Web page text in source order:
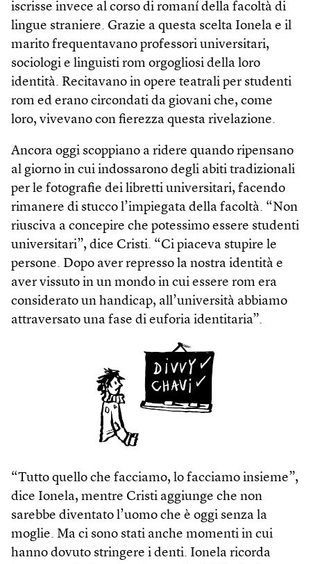
iscrisse invece al corso di romaní della facoltà di
lingue straniere. Grazie a questa scelta Ionela e il
marito frequentavano professori universitari,
sociologi e linguisti rom orgogliosi della loro
identità. Recitavano in opere teatrali per studenti
rom ed erano circondati da giovani che, come
loro, vivevano con fierezza questa rivelazione.
Ancora oggi scoppiano a ridere quando ripensano
al giorno in cui indossarono degli abiti tradizionali
per le fotografie dei libretti universitari, facendo
rimanere di stucco l’impiegata della facoltà. “Non
riusciva a concepire che potessimo essere studenti
universitari”, dice Cristi. “Ci piaceva stupire le
persone. Dopo aver represso la nostra identità e
aver vissuto in un mondo in cui essere rom era
considerato un handicap, all’università abbiamo
attraversato una fase di euforia identitaria”.
“Tutto quello che facciamo, lo facciamo insieme”,
dice Ionela, mentre Cristi aggiunge che non
sarebbe diventato l’uomo che è oggi senza la
moglie. Ma ci sono stati anche momenti in cui
hanno dovuto stringere i denti. Ionela ricorda